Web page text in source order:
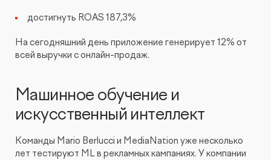
достигнуть ROAS 187,3%
На сегодняшний день приложение генерирует 12% от
всей выручки с онлайн-продаж.
Машинное обучение и
искусственный интеллект
Команды Mario Berlucci и MediaNation уже несколько
лет тестируют ML в рекламных кампаниях. У компании